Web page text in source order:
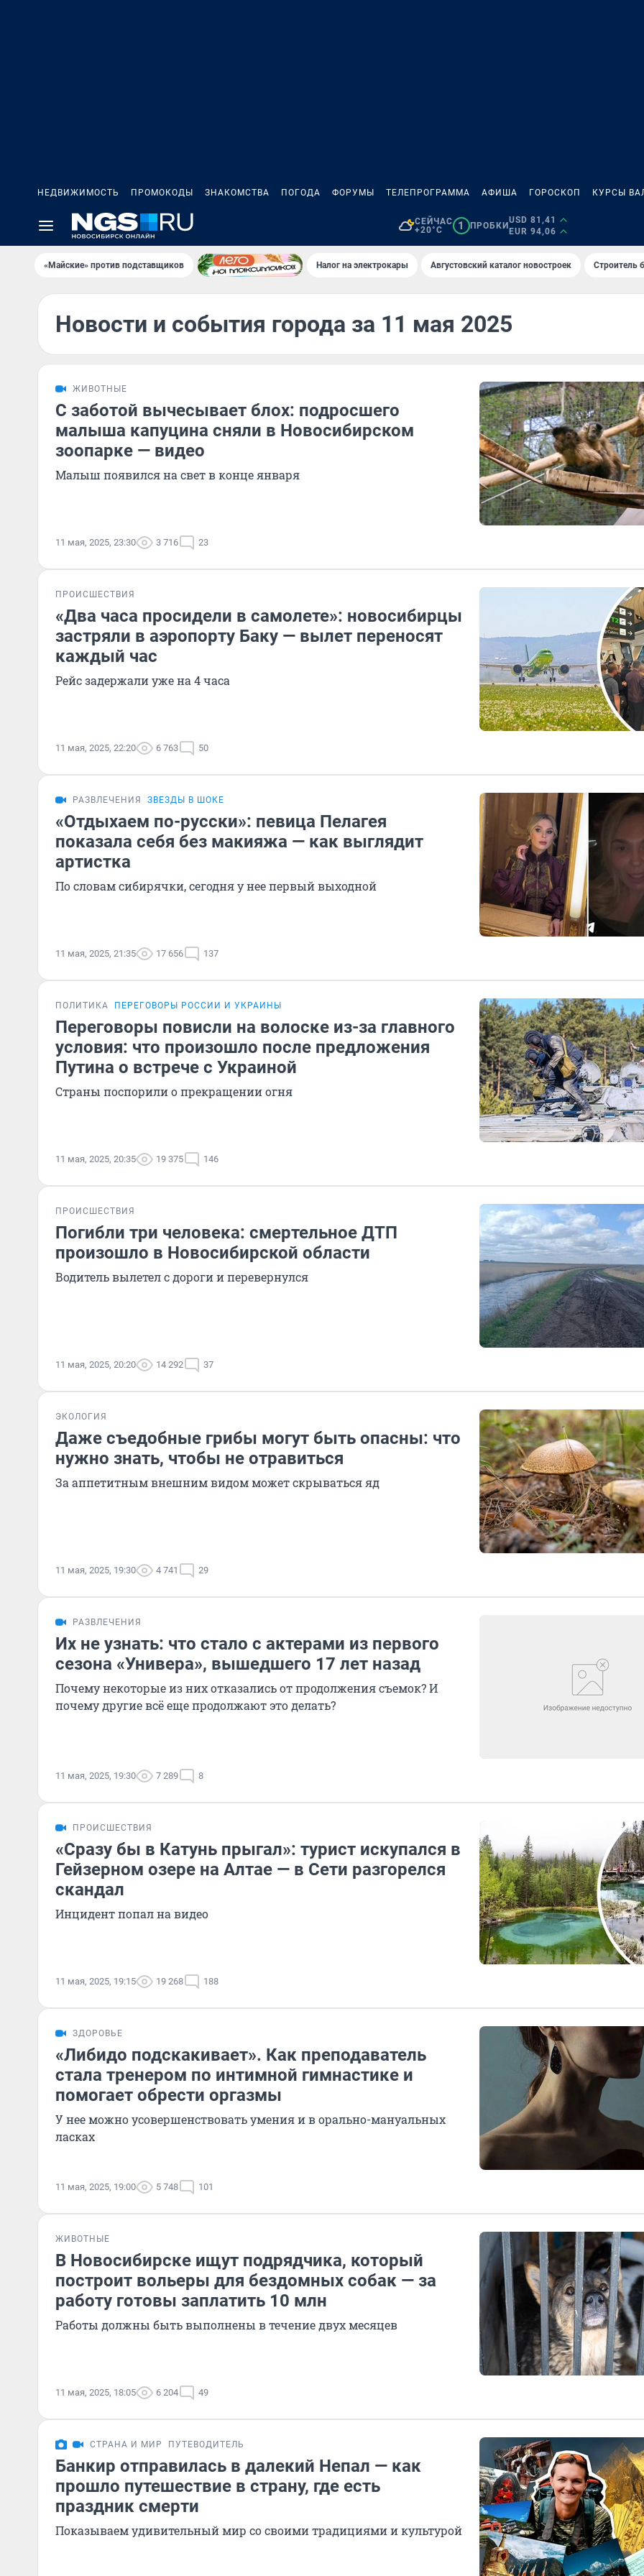
НЕДВИЖИМОСТЬ ПРОМОКОДЫ ЗНАКОМСТВА ПОГОДА ФОРУМЫ ТЕЛЕПРОГРАММА АФИША ГОРОСКОП КУРСЫ
СЕЙЧАС
+20°C
1 ПРОБКИ
USD 81,41
EUR 94,06
«Майские» против подставщиков Налог на электрокары Августовский каталог новостроек Строитель
Новости и события города за 11 мая 2025
ЖИВОТНЫЕ
С заботой вычесывает блох: подросшего
малыша капуцина сняли в Новосибирском
зоопарке — видео
Малыш появился на свет в конце января
11 мая, 2025, 23:30 3 716 23
ПРОИСШЕСТВИЯ
«Два часа просидели в самолете»: новосибирцы
застряли в аэропорту Баку — вылет переносят
каждый час
Рейс задержали уже на 4 часа
11 мая, 2025, 22:20 6 763 50
РАЗВЛЕЧЕНИЯ ЗВЕЗДЫ В ШОКЕ
«Отдыхаем по-русски»: певица Пелагея
показала себя без макияжа — как выглядит
артистка
По словам сибирячки, сегодня у нее первый выходной
11 мая, 2025, 21:35 17 656 137
ПОЛИТИКА ПЕРЕГОВОРЫ РОССИИ И УКРАИНЫ
Переговоры повисли на волоске из-за главного
условия: что произошло после предложения
Путина о встрече с Украиной
Страны поспорили о прекращении огня
11 мая, 2025, 20:35 19 375 146
ПРОИСШЕСТВИЯ
Погибли три человека: смертельное ДТП
произошло в Новосибирской области
Водитель вылетел с дороги и перевернулся
11 мая, 2025, 20:20 14 292 37
ЭКОЛОГИЯ
Даже съедобные грибы могут быть опасны: что
нужно знать, чтобы не отравиться
За аппетитным внешним видом может скрываться яд
11 мая, 2025, 19:30 4 741 29
РАЗВЛЕЧЕНИЯ
Их не узнать: что стало с актерами из первого
сезона «Универа», вышедшего 17 лет назад
Почему некоторые из них отказались от продолжения съемок? И
почему другие всё еще продолжают это делать?
11 мая, 2025, 19:30 7 289 8
ПРОИСШЕСТВИЯ
«Сразу бы в Катунь прыгал»: турист искупался в
Гейзерном озере на Алтае — в Сети разгорелся
скандал
Инцидент попал на видео
11 мая, 2025, 19:15 19 268 188
ЗДОРОВЬЕ
«Либидо подскакивает». Как преподаватель
стала тренером по интимной гимнастике и
помогает обрести оргазмы
У нее можно усовершенствовать умения и в орально-мануальных
ласках
11 мая, 2025, 19:00 5 748 101
ЖИВОТНЫЕ
В Новосибирске ищут подрядчика, который
построит вольеры для бездомных собак — за
работу готовы заплатить 10 млн
Работы должны быть выполнены в течение двух месяцев
11 мая, 2025, 18:05 6 204 49
СТРАНА И МИР ПУТЕВОДИТЕЛЬ
Банкир отправилась в далекий Непал — как
прошло путешествие в страну, где есть
праздник смерти
Показываем удивительный мир со своими традициями и культурой